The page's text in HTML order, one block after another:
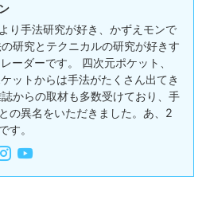
り手法研究が好き、かずえモンで
研究とテクニカルの研究が好きす
ーダーです。 四次元ポケット、
ットからは手法がたくさん出てき
誌からの取材も多数受けており、手
の異名をいただきました。あ、2
す。